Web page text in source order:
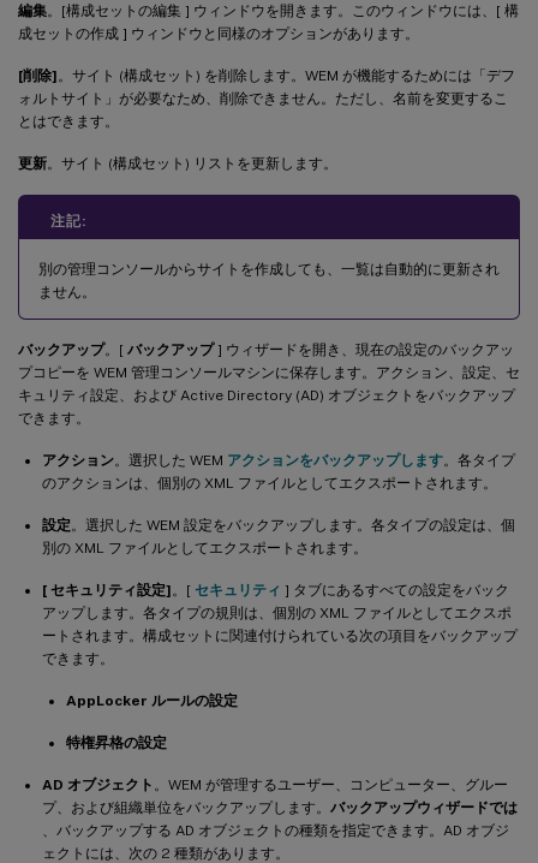
編集。[構成セットの編集 ] ウィンドウを開きます。このウィンドウには、[ 構
成セットの作成 ] ウィンドウと同様のオプションがあります。
[削除] 。サイト (構成セット) を削除します。WEM が機能するためには「デフ
ォルトサイト」が必要なため、削除できません。ただし、名前を変更するこ
とはできます。
更新。サイト (構成セット) リストを更新します。
注記:
別の管理コンソールからサイトを作成しても、一覧は自動的に更新され
ません。
バックアップ。[ バックアップ] ウィザードを開き、現在の設定のバックアッ
プコピーを WEM 管理コンソールマシンに保存します。アクション、設定、セ
キュリティ設定、および Active Directory (AD) オブジェクトをバックアップ
できます。
アクション。選択した WEM アクションをバックアップします。各タイプ
のアクションは、個別の XML ファイルとしてエクスポートされます。
設定 。選択した WEM 設定をバックアップします。各タイプの設定は、個
別の XML ファイルとしてエクスポートされます。
[ セキュリティ設定] 。[ セキュリティ ] タブにあるすべての設定をバック
アップします。各タイプの規則は、個別の XML ファイルとしてエクスポ
ートされます。構成セットに関連付けられている次の項目をバックアップ
できます。
AppLocker ルールの設定
特権昇格の設定
AD オブジェクト 。WEM が管理するユーザー、コンピューター、グルー
プ、および組織単位をバックアップします。 バックアップウィザードでは
、バックアップする AD オブジェクトの種類を指定できます。AD オブジ
ェクトには、次の 2 種類があります。